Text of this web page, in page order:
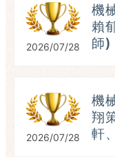
2026/07/28
機
賴
師)
2026/07/28
機
翔
軒